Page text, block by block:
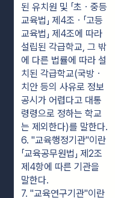
된 유치원 및 「초ㆍ중등
교육법」 제4조ㆍ「고등
교육법」 제4조에 따라
설립된 각급학교, 그 밖
에 다른 법률에 따라 설
치된 각급학교(국방ㆍ
치안 등의 사유로 정보
공시가 어렵다고 대통
령령으로 정하는 학교
는 제외한다)를 말한다.
6. "교육행정기관"이란
「교육공무원법」 제2조
제4항에 따른 기관을
말한다.
7. "교육연구기관"이란